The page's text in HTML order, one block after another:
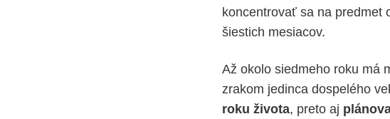
koncentrovať sa na predmet
šiestich mesiacov.
Až okolo siedmeho roku má
zrakom jedinca dospelého
roku života, preto aj